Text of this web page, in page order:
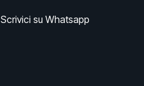
Scrivici su Whatsapp